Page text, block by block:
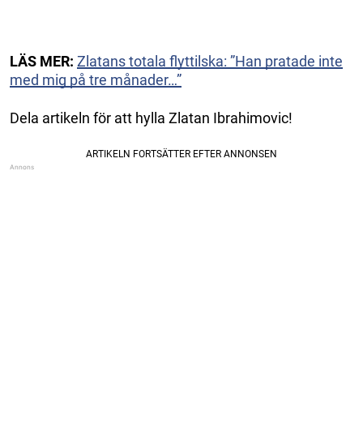
LÄS MER: Zlatans totala flyttilska: ”Han pratade inte
med mig på tre månader…”
Dela artikeln för att hylla Zlatan Ibrahimovic!